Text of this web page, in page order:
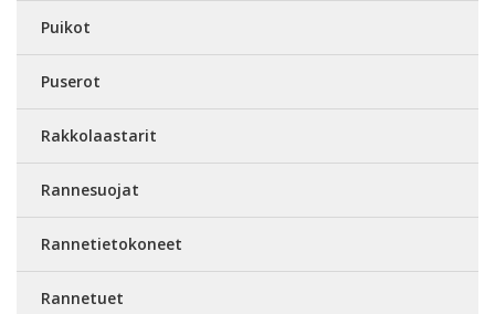
Puikot
Puserot
Rakkolaastarit
Rannesuojat
Rannetietokoneet
Rannetuet